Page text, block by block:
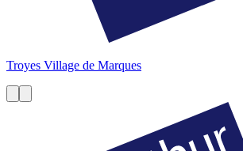
Troyes Village de Marques